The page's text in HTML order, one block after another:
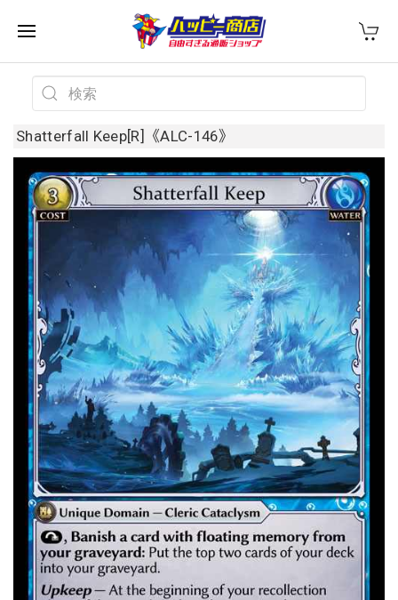
Shatterfall Keep[R]《ALC-146》